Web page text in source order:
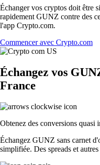
Échanger vos cryptos doit être
rapidement GUNZ contre des
l'app Crypto.com.
Commencer avec Crypto.com
Échangez vos
France
Obtenez des conversions quasi
Échangez GUNZ sans carnet
simplifiée. Des spreads et